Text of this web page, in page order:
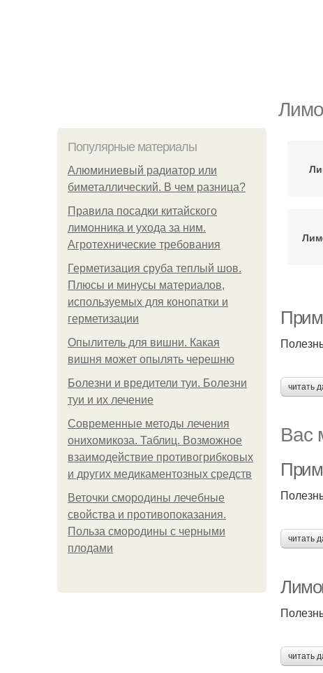
Популярные материалы
Алюминиевый радиатор или
биметаллический. В чем разница?
Правила посадки китайского
лимонника и ухода за ним.
Агротехнические требования
Герметизация сруба теплый шов.
Плюсы и минусы материалов,
используемых для конопатки и
герметизации
Опылитель для вишни. Какая
вишня может опылять черешню
Болезни и вредители туи. Болезни
туи и их лечение
Современные методы лечения
онихомикоза. Таблиц. Возможное
взаимодействие противогрибковых
и других медикаментозных средств
Веточки смородины лечебные
свойства и противопоказания.
Польза смородины с черными
плодами
читать
Вас
читать
читать